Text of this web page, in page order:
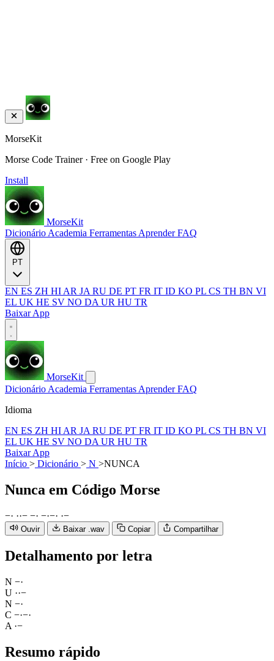
MorseKit
Morse Code Trainer · Free on Google Play
Install
MorseKit
Dicionário Academia Ferramentas AprenderFAQ
EN ES ZH HI AR JA RU DE PT FR IT ID KO PL CS TH BN VI
EL UK HE SV NO DA UR HU TR
Baixar App
MorseKit
Dicionário Academia Ferramentas AprenderFAQ
Idioma
EN ES ZH HI AR JA RU DE PT FR IT ID KO PL CS TH BN VI
EL UK HE SV NO DA UR HU TR
Baixar App
Início > Dicionário > N >NUNCA
Nunca em Código Morse
−· ··− −· −·−· ·−
Ouvir Baixar .wav Copiar Compartilhar
Detalhamento por letra
N −·
U ··−
N −·
C −·−·
A ·−
Resumo rápido